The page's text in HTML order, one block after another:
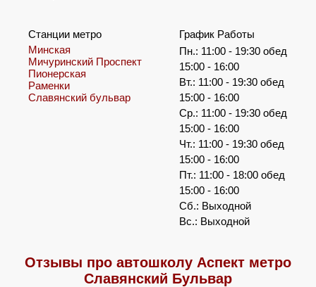
Станции метро
Минская
Мичуринский Проспект
Пионерская
Раменки
Славянский бульвар
График Работы
Пн.: 11:00 - 19:30 обед
15:00 - 16:00
Вт.: 11:00 - 19:30 обед
15:00 - 16:00
Ср.: 11:00 - 19:30 обед
15:00 - 16:00
Чт.: 11:00 - 19:30 обед
15:00 - 16:00
Пт.: 11:00 - 18:00 обед
15:00 - 16:00
Сб.: Выходной
Вс.: Выходной
Отзывы про автошколу Аспект метро
Славянский Бульвар